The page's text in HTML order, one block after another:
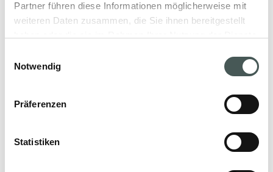
Partner führen diese Informationen möglicherweise mit
weiteren Daten zusammen, die Sie ihnen bereitgestellt
Notwendig
Präferenzen
Statistiken
Entdecken Sie unsere textilen Bodenbeläge
für den Objekt- und Wohnbereich und
Eleganz.